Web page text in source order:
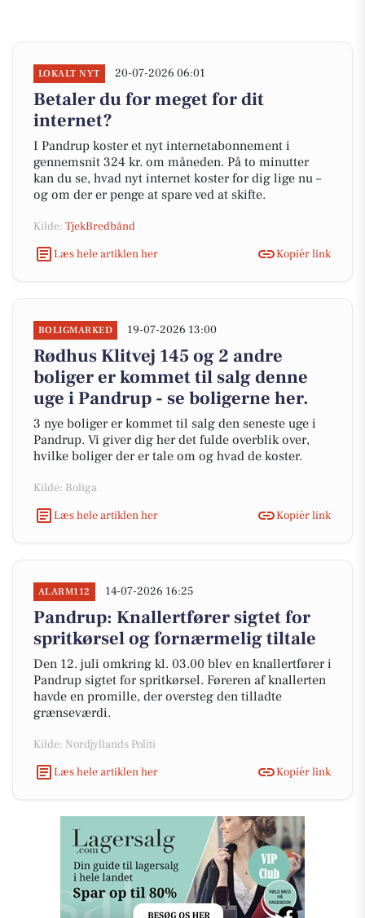
LOKALT NYT 20-07-2026 06:01
Betaler du for meget for dit
internet?
I Pandrup koster et nyt internetabonnement i
gennemsnit 324 kr. om måneden. På to minutter
kan du se, hvad nyt internet koster for dig lige nu –
og om der er penge at spare ved at skifte.
Kilde: TjekBredbånd
Læs hele artiklen her
Kopiér link
BOLIGMARKED 19-07-2026 13:00
Rødhus Klitvej 145 og 2 andre
boliger er kommet til salg denne
uge i Pandrup - se boligerne her.
3 nye boliger er kommet til salg den seneste uge i
Pandrup. Vi giver dig her det fulde overblik over,
hvilke boliger der er tale om og hvad de koster.
Kilde: Boliga
Læs hele artiklen her
Kopiér link
ALARM112 14-07-2026 16:25
Pandrup: Knallertfører sigtet for
spritkørsel og fornærmelig tiltale
Den 12. juli omkring kl. 03.00 blev en knallertfører i
Pandrup sigtet for spritkørsel. Føreren af knallerten
havde en promille, der oversteg den tilladte
grænseværdi.
Kilde: Nordjyllands Politi
Læs hele artiklen her
Kopiér link